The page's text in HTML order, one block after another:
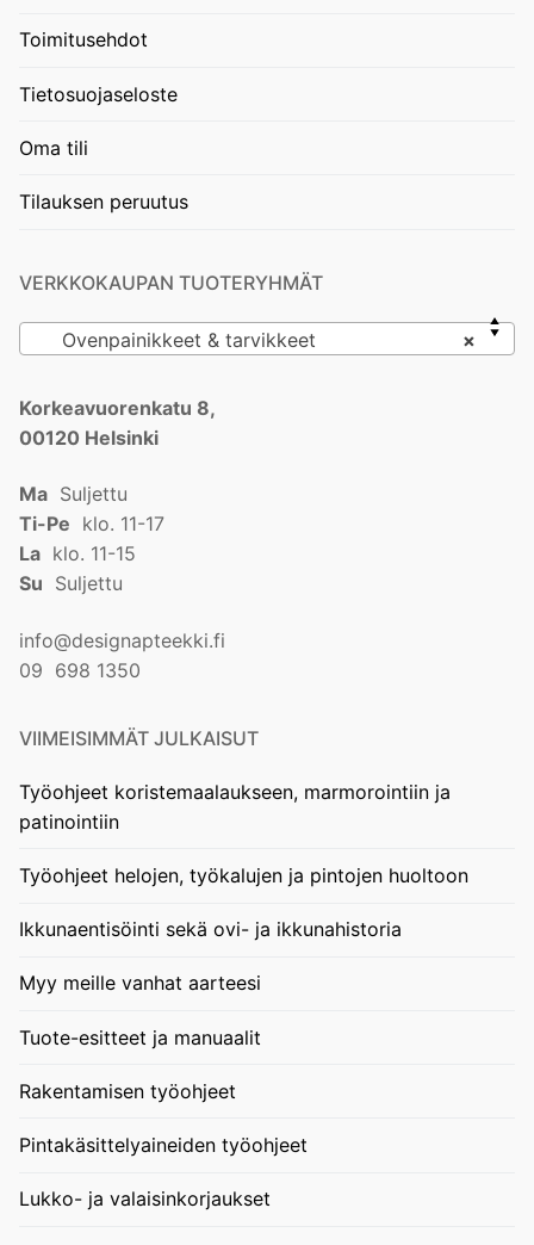
Toimitusehdot
Tietosuojaseloste
Oma tili
Tilauksen peruutus
VERKKOKAUPAN TUOTERYHMÄT
×
Ovenpainikkeet & tarvikkeet
Korkeavuorenkatu 8,
00120 Helsinki
Ma Suljettu
Ti-Pe klo. 11-17
La klo. 11-15
Su Suljettu
info@designapteekki.fi
09 698 1350
VIIMEISIMMÄT JULKAISUT
Työohjeet koristemaalaukseen, marmorointiin ja
patinointiin
Työohjeet helojen, työkalujen ja pintojen huoltoon
Ikkunaentisöinti sekä ovi- ja ikkunahistoria
Myy meille vanhat aarteesi
Tuote-esitteet ja manuaalit
Rakentamisen työohjeet
Pintakäsittelyaineiden työohjeet
Lukko- ja valaisinkorjaukset